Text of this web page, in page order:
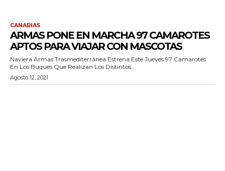
CANARIAS
ARMAS PONE EN MARCHA 97 CAMAROTES
APTOS PARA VIAJAR CON MASCOTAS
Naviera Armas Trasmediterránea Estrena Este Jueves 97 Camarotes
En Los Buques Que Realizan Los Distintos...
Agosto 12, 2021